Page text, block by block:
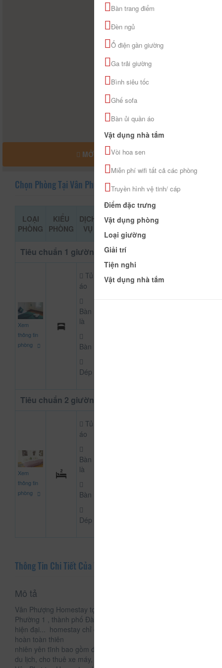
MỞ RỘNG BẢN ĐỒ
Chọn Phòng Tại Vân Phượng
LOẠI
PHÒNG
KIỂU
PHÒNG
DỊCH
VỤ
GIÁ THAM
Tiêu chuẩn 1 giường
Xem
thông tin
phòng
Tủ
áo
Bàn
là
Bàn
Dép
Tiêu chuẩn 2 giường
Xem
thông tin
phòng
Tủ
áo
Bàn
là
Bàn
Dép
Thông Tin Chi Tiết Của Vân Phượng
Mô tả
Vân Phượng Homestay tọa lạc tại 52A Phan Như Thạch,
Phường 1 , thành phố Đà Lạt ,với trang thiết bị tivi, tủ lạnh
hiện đại... homestay chỉ cách hồ Xuân Hương, khung cảnh
hoàn toàn thiên
nhiên yên tĩnh bao gồm đầy đủ cácdịch vụ liên quan như tour
du lịch, cho thuê xe máy, xe đưa đón sân bay.
Bàn trang điểm
Đèn ngủ
Ổ điện gần giường
Ga trải giường
Bình siêu tốc
Ghế sofa
Bàn ủi quần áo
Vật dụng nhà tắm
Vòi hoa sen
Miễn phí wifi tất cả các phòng
Truyền hình vệ tinh/ cáp
Điểm đặc trưng
Vật dụng phòng
Loại giường
Giải trí
Tiện nghi
Vật dụng nhà tắm